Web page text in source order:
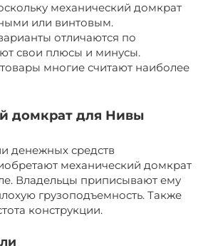
механический домкрат
или винтовым.
отличаются по
свои плюсы и минусы.
многие считают наиболее
домкрат для Нивы
денежных средств
механический домкрат
Владельцы приписывают ему
грузоподъемность. Также
конструкции.